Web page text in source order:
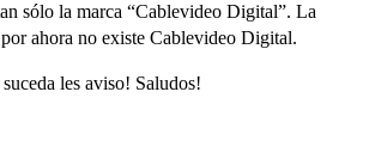
sólo la marca “Cablevideo Digital”. La
ahora no existe Cablevideo Digital.
les aviso! Saludos!